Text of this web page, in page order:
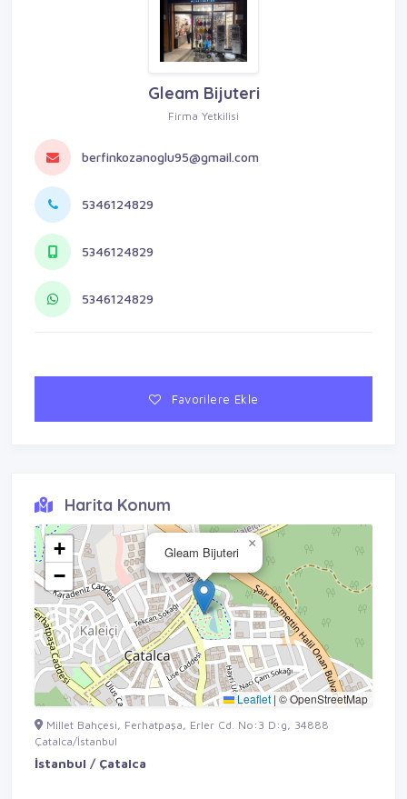
Gleam Bijuteri
Firma Yetkilisi
berfinkozanoglu95@gmail.com
5346124829
5346124829
5346124829
Favorilere Ekle
Harita Konum
Gleam Bijuteri
×
+
−
Leaflet | © OpenStreetMap
Millet Bahçesi, Ferhatpaşa, Erler Cd. No:3 D:g, 34888
Çatalca/İstanbul
İstanbul / Çatalca